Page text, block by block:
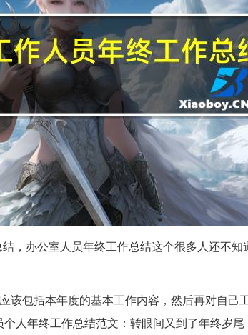
，办公室人员年终工作总结这个很多人还不
该包括本年度的基本工作内容，然后再对自
人年终工作总结范文：转眼间又到了年终岁